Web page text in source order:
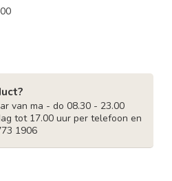
van ma - do 08.30 - 23.00
tot 17.00 uur per telefoon en
1906